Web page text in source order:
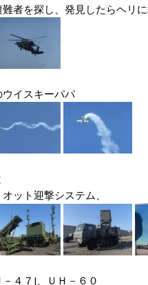
者を探し、発見したらヘリ
イスキーパパ
ット迎撃システム、
４７J、ＵＨ－６０